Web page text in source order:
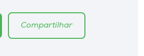
Compartilhar